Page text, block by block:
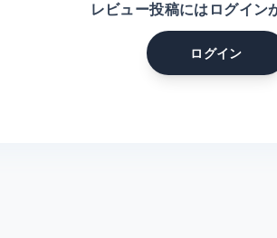
レビュー投稿にはログイン
ログイン